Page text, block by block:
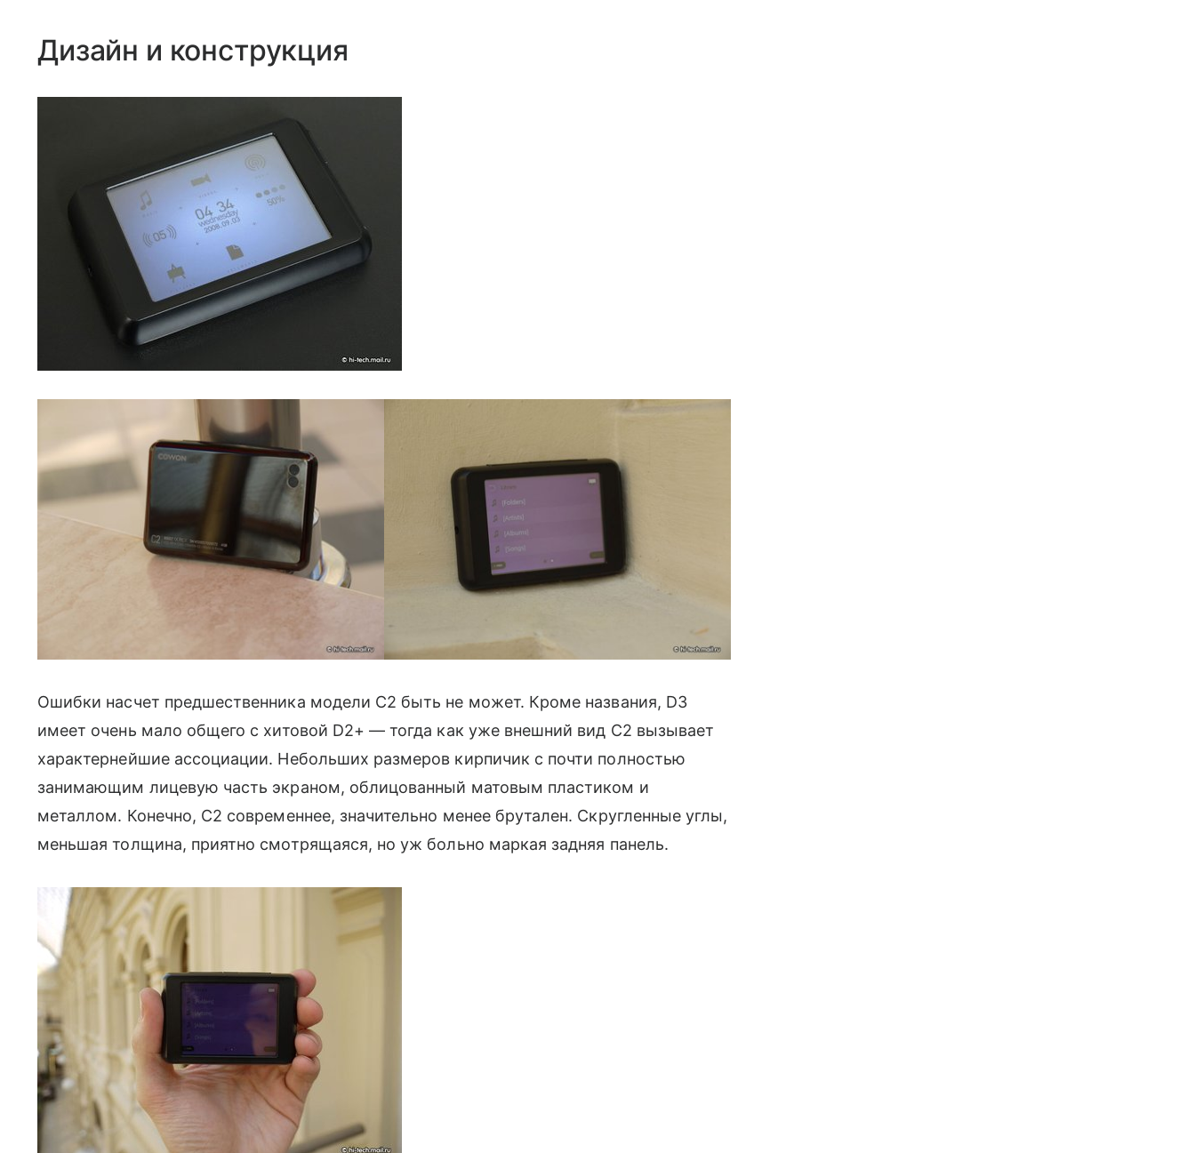
Дизайн и конструкция
Ошибки насчет предшественника модели C2 быть не может. Кроме названия, D3
имеет очень мало общего с хитовой D2+ — тогда как уже внешний вид C2 вызывает
характернейшие ассоциации. Небольших размеров кирпичик с почти полностью
занимающим лицевую часть экраном, облицованный матовым пластиком и
металлом. Конечно, C2 современнее, значительно менее брутален. Скругленные углы,
меньшая толщина, приятно смотрящаяся, но уж больно маркая задняя панель.